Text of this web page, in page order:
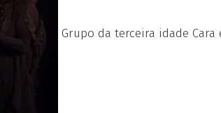
Grupo da terceira idade Cara